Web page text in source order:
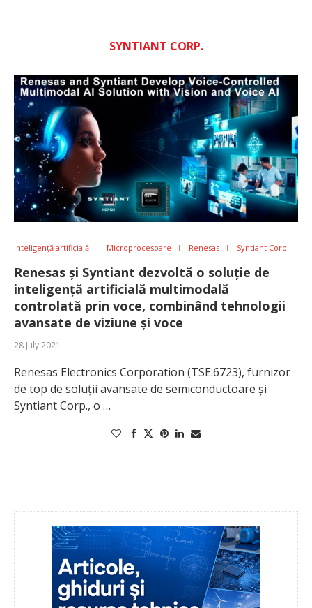
SYNTIANT CORP.
Inteligență artificială Microprocesoare Renesas Syntiant Corp.
Renesas și Syntiant dezvoltă o soluție de
inteligență artificială multimodală
controlată prin voce, combinând tehnologii
avansate de viziune și voce
28 July 2021
Renesas Electronics Corporation (TSE:6723), furnizor
de top de soluții avansate de semiconductoare și
Syntiant Corp., o …